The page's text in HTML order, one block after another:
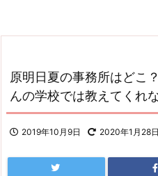
原明日夏の事務所はどこ
んの学校では教えてくれ
2019年10月9日 2020年1月28日